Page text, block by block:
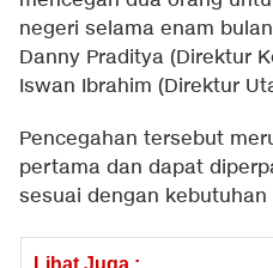
negeri selama enam
Danny Praditya (Direktur
Iswan Ibrahim (Direktur
Pencegahan tersebut
pertama dan dapat
sesuai dengan kebutuhan